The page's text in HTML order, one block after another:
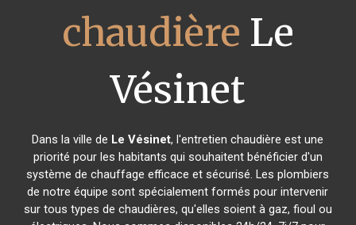
chaudière Le
Vésinet
Dans la ville de Le Vésinet, l'entretien chaudière est une
priorité pour les habitants qui souhaitent bénéficier d'un
système de chauffage efficace et sécurisé. Les plombiers
de notre équipe sont spécialement formés pour intervenir
sur tous types de chaudières, qu'elles soient à gaz, fioul ou